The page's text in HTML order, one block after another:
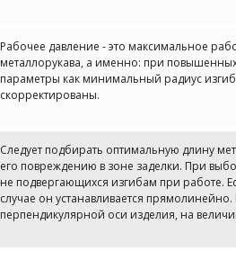
Рабочее давление - это максимальное
металлорукава, а именно: при
параметры как минимальный радиус
скорректированы.
Следует подбирать оптимальную длину
его повреждению в зоне заделки. При
не подвергающихся изгибам при работе.
случае он устанавливается
перпендикулярной оси изделия, на